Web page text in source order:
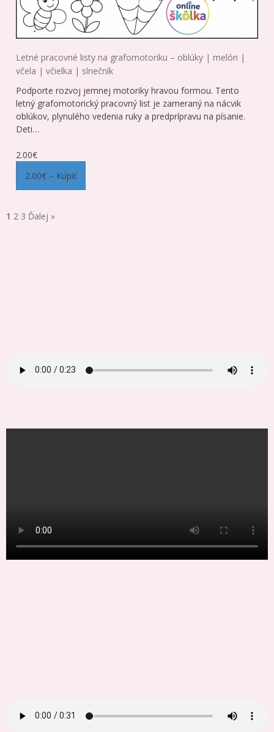
Letné pracovné listy na grafomotoriku – oblúky | melón |
včela | včielka | slnečník
Podporte rozvoj jemnej motoriky hravou formou. Tento
letný grafomotorický pracovný list je zameraný na nácvik
oblúkov, plynulého vedenia ruky a predprípravu na písanie.
Deti…
2.00€
2.00€ – Kúpiť
1 2 3 Ďalej »